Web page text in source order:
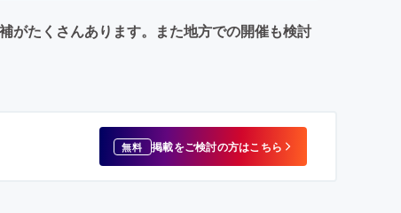
がたくさんあります。また地方での開催も検討
無料 掲載をご検討の方はこちら